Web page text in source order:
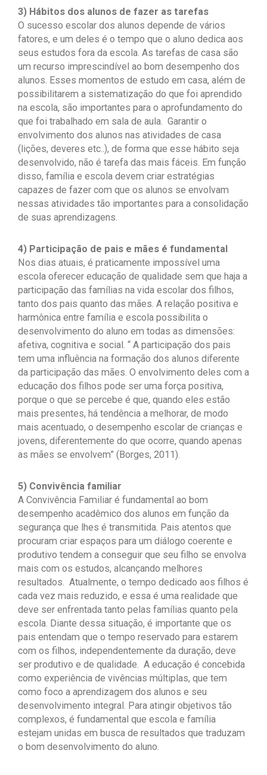
3) Hábitos dos alunos de fazer as tarefas
O sucesso escolar dos alunos depende de vários
fatores, e um deles é o tempo que o aluno dedica aos
seus estudos fora da escola. As tarefas de casa são
um recurso imprescindível ao bom desempenho dos
alunos. Esses momentos de estudo em casa, além de
possibilitarem a sistematização do que foi aprendido
na escola, são importantes para o aprofundamento do
que foi trabalhado em sala de aula. Garantir o
envolvimento dos alunos nas atividades de casa
(lições, deveres etc..), de forma que esse hábito seja
desenvolvido, não é tarefa das mais fáceis. Em função
disso, família e escola devem criar estratégias
capazes de fazer com que os alunos se envolvam
nessas atividades tão importantes para a consolidação
de suas aprendizagens.
4) Participação de pais e mães é fundamental
Nos dias atuais, é praticamente impossível uma
escola oferecer educação de qualidade sem que haja a
participação das famílias na vida escolar dos filhos,
tanto dos pais quanto das mães. A relação positiva e
harmônica entre família e escola possibilita o
desenvolvimento do aluno em todas as dimensões:
afetiva, cognitiva e social. “ A participação dos pais
tem uma influência na formação dos alunos diferente
da participação das mães. O envolvimento deles com a
educação dos filhos pode ser uma força positiva,
porque o que se percebe é que, quando eles estão
mais presentes, há tendência a melhorar, de modo
mais acentuado, o desempenho escolar de crianças e
jovens, diferentemente do que ocorre, quando apenas
as mães se envolvem” (Borges, 2011).
5) Convivência familiar
A Convivência Familiar é fundamental ao bom
desempenho acadêmico dos alunos em função da
segurança que lhes é transmitida. Pais atentos que
procuram criar espaços para um diálogo coerente e
produtivo tendem a conseguir que seu filho se envolva
mais com os estudos, alcançando melhores
resultados. Atualmente, o tempo dedicado aos filhos é
cada vez mais reduzido, e essa é uma realidade que
deve ser enfrentada tanto pelas famílias quanto pela
escola. Diante dessa situação, é importante que os
pais entendam que o tempo reservado para estarem
com os filhos, independentemente da duração, deve
ser produtivo e de qualidade. A educação é concebida
como experiência de vivências múltiplas, que tem
como foco a aprendizagem dos alunos e seu
desenvolvimento integral. Para atingir objetivos tão
complexos, é fundamental que escola e família
estejam unidas em busca de resultados que traduzam
o bom desenvolvimento do aluno.